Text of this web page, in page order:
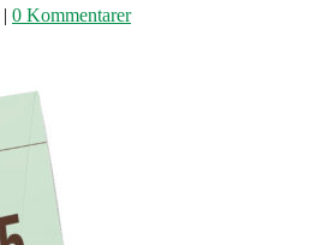
| 0 Kommentarer